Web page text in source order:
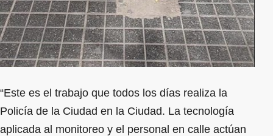
“Este es el trabajo que todos los días realiza la
Policía de la Ciudad en la Ciudad. La tecnología
aplicada al monitoreo y el personal en calle actúan